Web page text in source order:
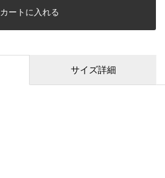
カートに入れる
サイズ詳細